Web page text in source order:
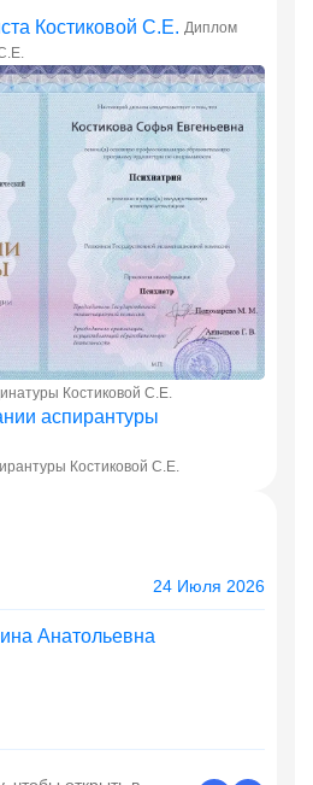
Диплом
Костиковой С.Е.
Костиковой С.Е.
24 Июля 2026
Анатольевна